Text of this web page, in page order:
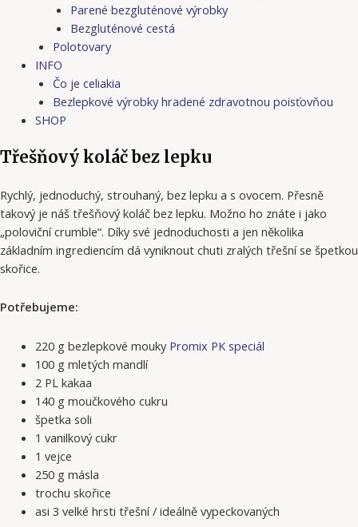
Parené bezgluténové výrobky
Bezgluténové cestá
Polotovary
INFO
Čo je celiakia
Bezlepkové výrobky hradené zdravotnou poisťovňou
SHOP
Třešňový koláč bez lepku
Rychlý, jednoduchý, strouhaný, bez lepku a s ovocem. Přesně
takový je náš třešňový koláč bez lepku. Možno ho znáte i jako
„poloviční crumble“. Díky své jednoduchosti a jen několika
základním ingrediencím dá vyniknout chuti zralých třešní se špetkou
skořice.
Potřebujeme:
220 g bezlepkové moukyPromix PK speciál
100 g mletých mandlí
2 PL kakaa
140 g moučkového cukru
špetka soli
1 vanilkový cukr
1 vejce
250 g másla
trochu skořice
asi 3 velké hrsti třešní / ideálně vypeckovaných